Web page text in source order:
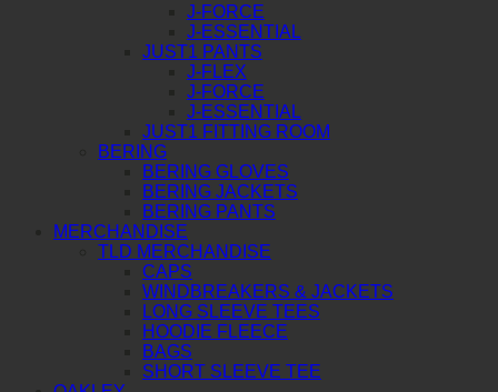
J-FORCE
J-ESSENTIAL
JUST1 PANTS
J-FLEX
J-FORCE
J-ESSENTIAL
JUST1 FITTING ROOM
BERING
BERING GLOVES
BERING JACKETS
BERING PANTS
MERCHANDISE
TLD MERCHANDISE
CAPS
WINDBREAKERS & JACKETS
LONG SLEEVE TEES
HOODIE FLEECE
BAGS
SHORT SLEEVE TEE